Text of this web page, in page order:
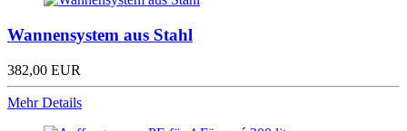
Wannensystem aus Stahl
382,00 EUR
Mehr Details